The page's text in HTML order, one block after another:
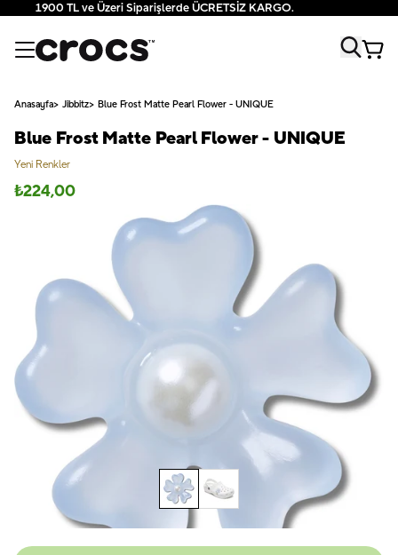
1900 TL ve Üzeri Siparişlerde ÜCRETSİZ KARGO.
Anasayfa Jibbitz Blue Frost Matte Pearl Flower - UNIQUE
Blue Frost Matte Pearl Flower - UNIQUE
Yeni Renkler
₺224,00